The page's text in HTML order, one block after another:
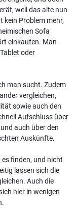
weil das alte nun
kein Problem mehr,
Sofa
einkaufen. Man
oder
man sucht. Zudem
vergleichen,
sowie auch den
Aufschluss über
auch über den
Auskünfte.
finden, und nicht
lassen sich die
Auch die
hier in wenigen